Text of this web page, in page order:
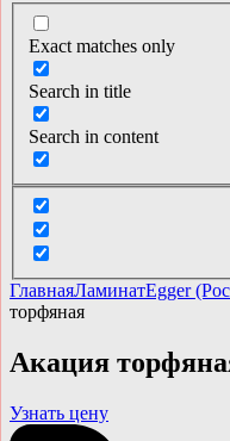
Exact matches only
Search in title
Search in content
ГлавнаяЛаминатEgger
торфяная
Акация
Узнать цену